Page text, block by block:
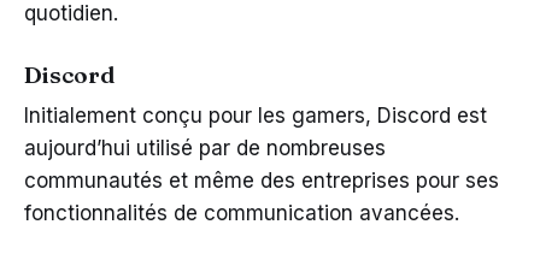
quotidien.
Discord
Initialement conçu pour les gamers, Discord est
aujourd’hui utilisé par de nombreuses
communautés et même des entreprises pour ses
fonctionnalités de communication avancées.